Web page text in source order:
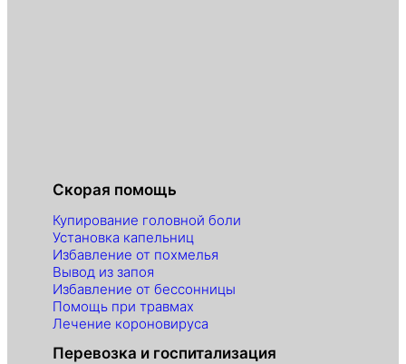
Скорая помощь
Купирование головной боли
Установка капельниц
Избавление от похмелья
Вывод из запоя
Избавление от бессонницы
Помощь при травмах
Лечение короновируса
Перевозка и госпитализация